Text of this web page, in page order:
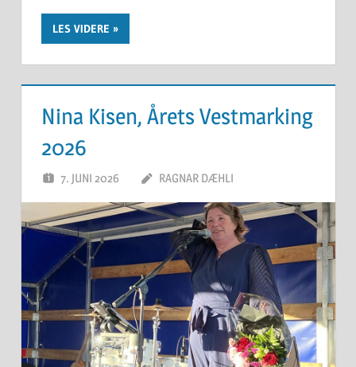
LES VIDERE
Nina Kisen, Årets Vestmarking
2026
7. JUNI 2026 RAGNAR DÆHLI